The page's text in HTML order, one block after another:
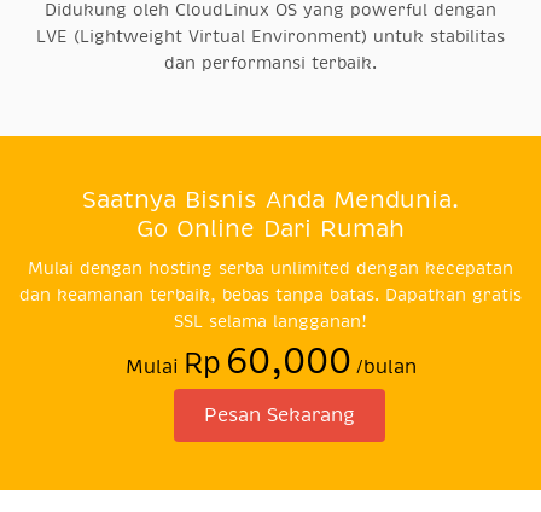
Didukung oleh CloudLinux OS yang powerful dengan
LVE (Lightweight Virtual Environment) untuk stabilitas
dan performansi terbaik.
Saatnya Bisnis Anda Mendunia.
Go Online Dari Rumah
Mulai dengan hosting serba unlimited dengan kecepatan
dan keamanan terbaik, bebas tanpa batas. Dapatkan gratis
SSL selama langganan!
Mulai Rp 60,000 /bulan
Pesan Sekarang